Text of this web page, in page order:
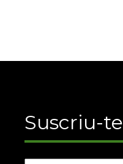
Suscriu-te